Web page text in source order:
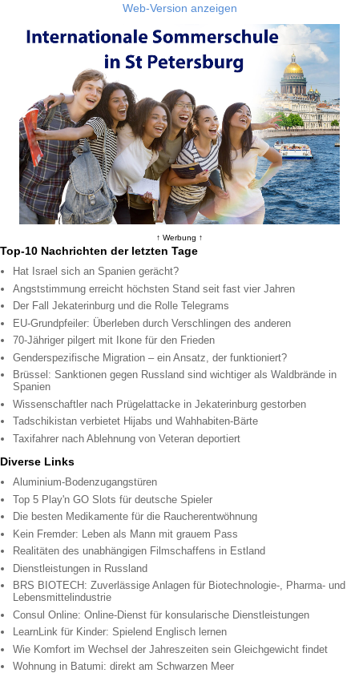
Web-Version anzeigen
↑ Werbung ↑
Top-10 Nachrichten der letzten Tage
Hat Israel sich an Spanien gerächt?
Angststimmung erreicht höchsten Stand seit fast vier Jahren
Der Fall Jekaterinburg und die Rolle Telegrams
EU-Grundpfeiler: Überleben durch Verschlingen des anderen
70-Jähriger pilgert mit Ikone für den Frieden
Genderspezifische Migration – ein Ansatz, der funktioniert?
Brüssel: Sanktionen gegen Russland sind wichtiger als Waldbrände in
Spanien
Wissenschaftler nach Prügelattacke in Jekaterinburg gestorben
Tadschikistan verbietet Hijabs und Wahhabiten-Bärte
Taxifahrer nach Ablehnung von Veteran deportiert
Diverse Links
Aluminium-Bodenzugangstüren
Top 5 Play'n GO Slots für deutsche Spieler
Die besten Medikamente für die Raucherentwöhnung
Kein Fremder: Leben als Mann mit grauem Pass
Realitäten des unabhängigen Filmschaffens in Estland
Dienstleistungen in Russland
BRS BIOTECH: Zuverlässige Anlagen für Biotechnologie-, Pharma- und
Lebensmittelindustrie
Consul Online: Online-Dienst für konsularische Dienstleistungen
LearnLink für Kinder: Spielend Englisch lernen
Wie Komfort im Wechsel der Jahreszeiten sein Gleichgewicht findet
Wohnung in Batumi: direkt am Schwarzen Meer